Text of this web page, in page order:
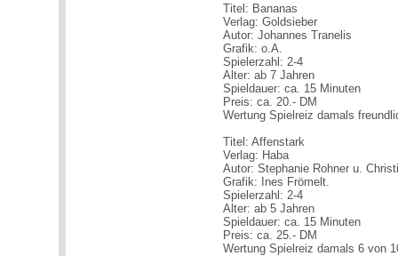
Titel: Bananas
Verlag: Goldsieber
Autor: Johannes Tranelis
Grafik: o.A.
Spielerzahl: 2-4
Alter: ab 7 Jahren
Spieldauer: ca. 15 Minuten
Preis: ca. 20.- DM
Wertung Spielreiz damals
Titel: Affenstark
Verlag: Haba
Autor: Stephanie Rohner u.
Grafik: Ines Frömelt.
Spielerzahl: 2-4
Alter: ab 5 Jahren
Spieldauer: ca. 15 Minuten
Preis: ca. 25.- DM
Wertung Spielreiz damals 6 von